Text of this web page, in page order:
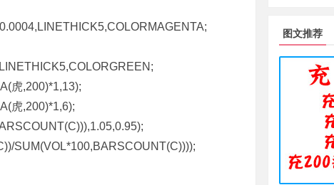
虎,200)*1,13);
虎,200)*1,6);
SUM(VOL*100,BARSCOUNT(C))));
图文推荐